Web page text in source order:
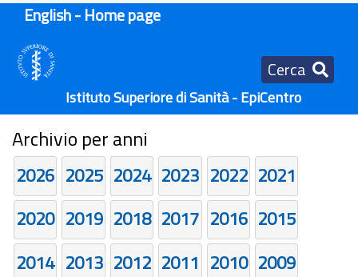
English - Home page
Cerca
Istituto Superiore di Sanità - EpiCentro
Archivio per anni
2026 2025 2024 2023 2022 2021
2020 2019 2018 2017 2016 2015
2014 2013 2012 2011 2010 2009